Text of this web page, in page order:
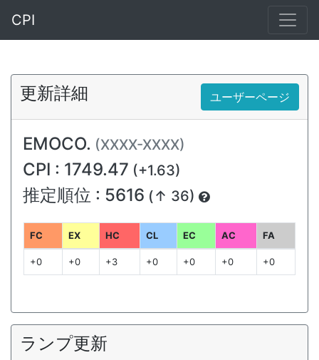
CPI
更新詳細 ユーザーページ
EMOCO. (XXXX-XXXX)
CPI : 1749.47 (+1.63)
推定順位 : 5616 (↑ 36)
FC EX HC CL EC AC FA
+0 +0 +3 +0 +0 +0 +0
ランプ更新